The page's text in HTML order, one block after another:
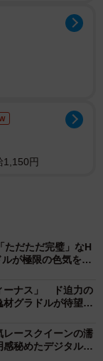
して活躍。2024
真集『あいの道
公式
1,150円
だただ完璧」なH
が極限の色気を表
ーナス」 ド迫力の
グラドルが待望の
ースクイーンの濡
秘めたデジタル写